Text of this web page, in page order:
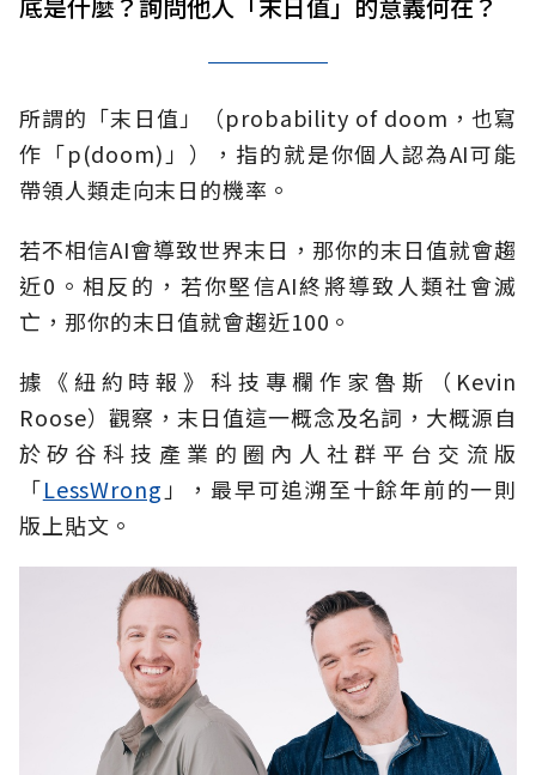
所謂的「末日值」（probability of doom，也寫
作「p(doom)」），指的就是你個人認為AI可能
帶領人類走向末日的機率。
若不相信AI會導致世界末日，那你的末日值就會趨
近0。相反的，若你堅信AI終將導致人類社會滅
亡，那你的末日值就會趨近100。
據《紐約時報》科技專欄作家魯斯（Kevin
Roose）觀察，末日值這一概念及名詞，大概源自
於矽谷科技產業的圈內人社群平台交流版
「LessWrong 」，最早可追溯至十餘年前的一則
版上貼文。